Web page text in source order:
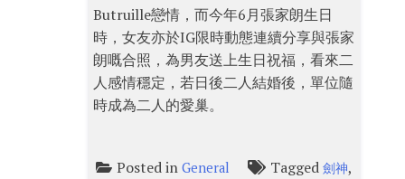
Butruille戀情，而今年6月張家朗生日
時，女友亦於IG限時動態連續分享與張家
朗嘅合照，為男友送上生日祝福，看來二
人感情穩定，若日後二人結婚後，單位隨
時成為二人的愛巢。
Posted inGeneral Tagged劍神,